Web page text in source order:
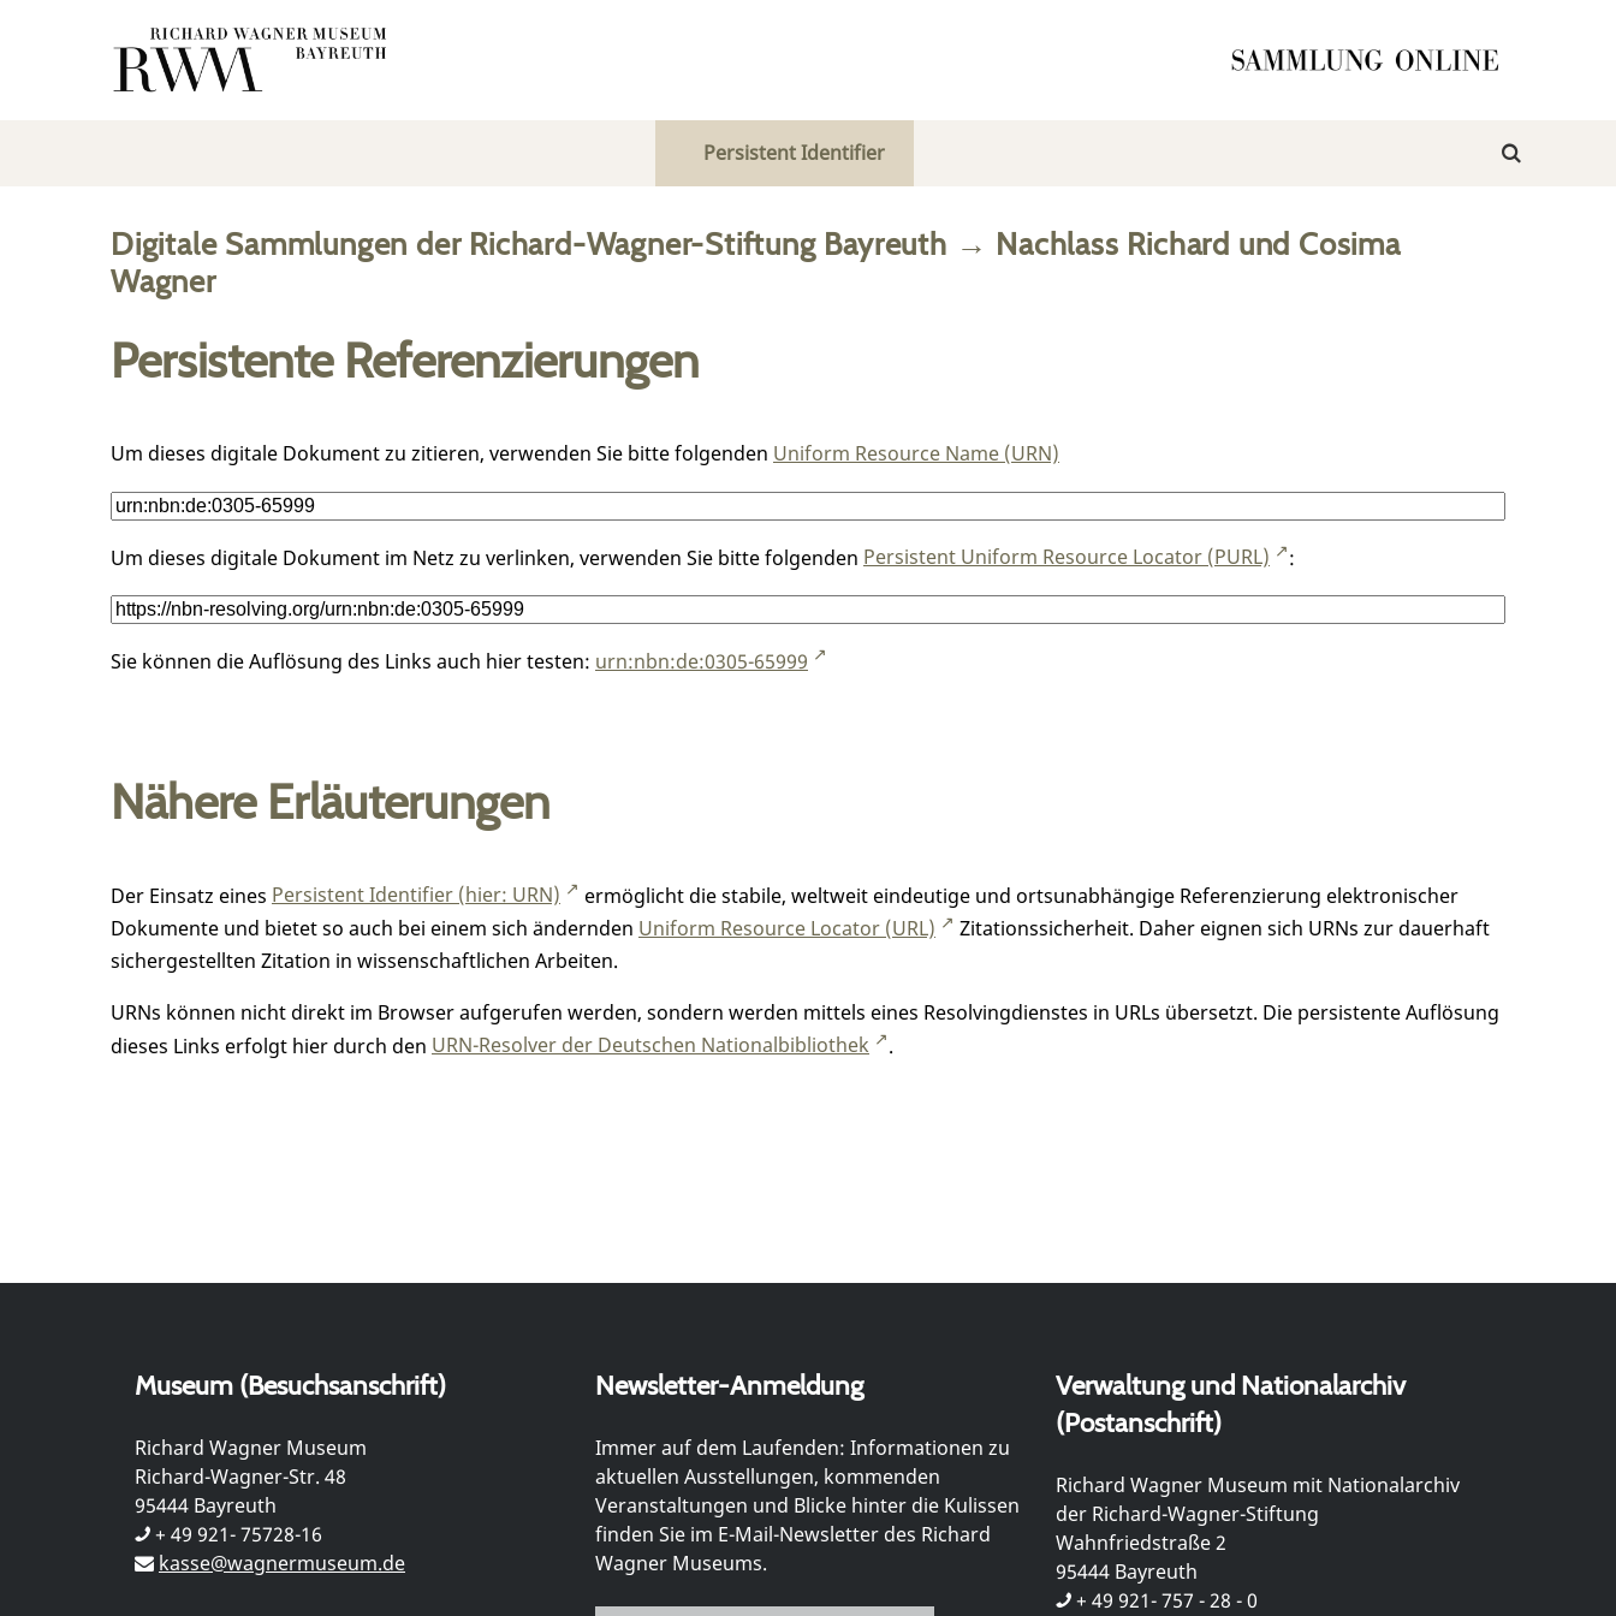
Persistent Identifier
Digitale Sammlungen der Richard-Wagner-Stiftung Bayreuth → Nachlass Richard und Cosima
Wagner
Persistente Referenzierungen
Um dieses digitale Dokument zu zitieren, verwenden Sie bitte folgenden Uniform Resource Name (URN)
Um dieses digitale Dokument im Netz zu verlinken, verwenden Sie bitte folgenden Persistent Uniform Resource Locator (PURL) :
Sie können die Auflösung des Links auch hier testen: urn:nbn:de:0305-65999
Nähere Erläuterungen
Der Einsatz eines Persistent Identifier (hier: URN)
ermöglicht die stabile, weltweit eindeutige und ortsunabhängige Referenzierung elektronischer
Dokumente und bietet so auch bei einem sich ändernden Uniform Resource Locator (URL)
Zitationssicherheit. Daher eignen sich URNs zur dauerhaft
sichergestellten Zitation in wissenschaftlichen Arbeiten.
URNs können nicht direkt im Browser aufgerufen werden, sondern werden mittels eines Resolvingdienstes in URLs übersetzt. Die persistente Auflösung
dieses Links erfolgt hier durch den URN-Resolver der Deutschen Nationalbibliothek .
Museum (Besuchsanschrift)
Richard Wagner Museum
Richard-Wagner-Str. 48
95444 Bayreuth
+ 49 921- 75728-16
kasse@wagnermuseum.de
Newsletter-Anmeldung
Immer auf dem Laufenden: Informationen zu
aktuellen Ausstellungen, kommenden
Veranstaltungen und Blicke hinter die Kulissen
finden Sie im E-Mail-Newsletter des Richard
Wagner Museums.
Verwaltung und Nationalarchiv
(Postanschrift)
Richard Wagner Museum mit Nationalarchiv
der Richard-Wagner-Stiftung
Wahnfriedstraße 2
95444 Bayreuth
+ 49 921- 757 - 28 - 0